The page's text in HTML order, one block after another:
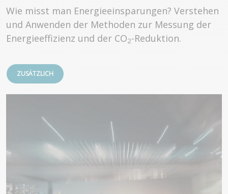
Wie misst man Energieeinsparungen? Verstehen
und Anwenden der Methoden zur Messung der
Energieeffizienz und der CO2-Reduktion.
ZUSÄTZLICH